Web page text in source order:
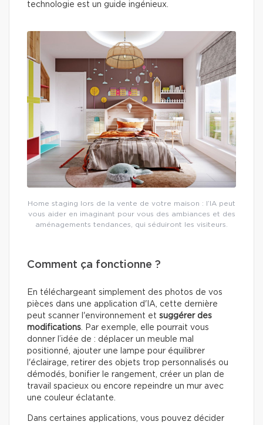
technologie est un guide ingénieux.
Home staging lors de la vente de votre maison : l’IA peut
vous aider en imaginant pour vous des ambiances et des
aménagements tendances, qui séduiront les visiteurs.
Comment ça fonctionne ?
En téléchargeant simplement des photos de vos
pièces dans une application d'IA, cette dernière
peut scanner l'environnement et suggérer des
modifications . Par exemple, elle pourrait vous
donner l’idée de : déplacer un meuble mal
positionné, ajouter une lampe pour équilibrer
l'éclairage, retirer des objets trop personnalisés ou
démodés, bonifier le rangement, créer un plan de
travail spacieux ou encore repeindre un mur avec
une couleur éclatante.
Dans certaines applications, vous pouvez décider